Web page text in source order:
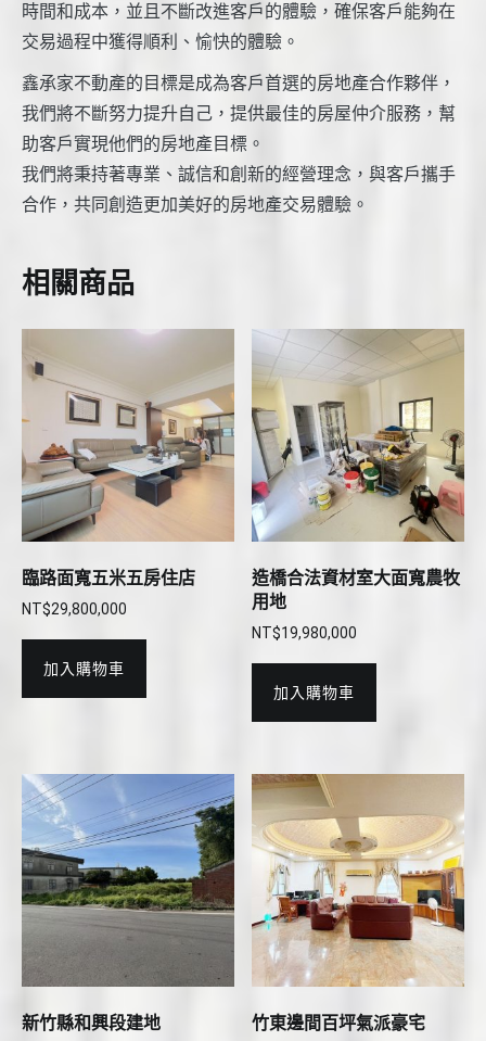
時間和成本，並且不斷改進客戶的體驗，確保客戶能夠在
交易過程中獲得順利、愉快的體驗。
鑫承家不動產的目標是成為客戶首選的房地產合作夥伴，
我們將不斷努力提升自己，提供最佳的房屋仲介服務，幫
助客戶實現他們的房地產目標。
我們將秉持著專業、誠信和創新的經營理念，與客戶攜手
合作，共同創造更加美好的房地產交易體驗。
相關商品
臨路面寬五米五房住店
NT$29,800,000
加入購物車
造橋合法資材室大面寬農牧
用地
NT$19,980,000
加入購物車
新竹縣和興段建地 竹東邊間百坪氣派豪宅